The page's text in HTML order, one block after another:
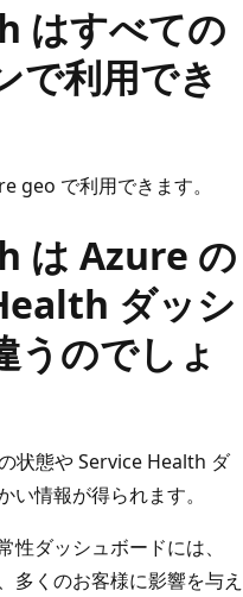
はすべての
で利用でき
geo で利用できます。
は Azure の
ダッシ
うのでしょ
状態や Service Health ダ
情報が得られます。
性ダッシュボードには、
多くのお客様に影響を与え